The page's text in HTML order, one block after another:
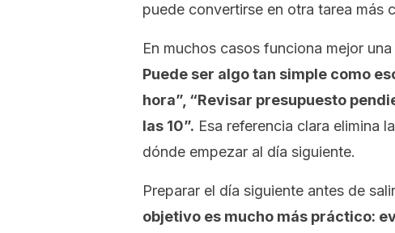
puede convertirse en otra tarea más
En muchos casos funciona mejor
Puede ser algo tan simple como
hora”, “Revisar presupuesto
las 10”. Esa referencia clara elimina
dónde empezar al día siguiente.
Preparar el día siguiente antes de
objetivo es mucho más práctico: